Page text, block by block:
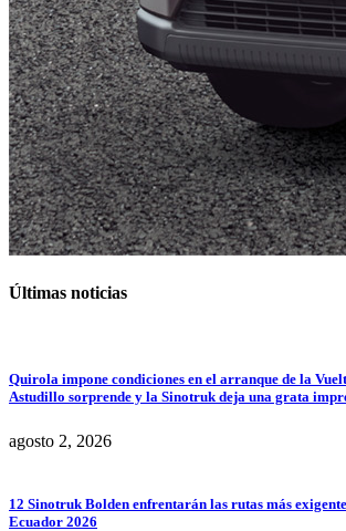
Últimas noticias
Quirola impone condiciones en el arranque de la
Astudillo sorprende y la Sinotruk deja una grata
agosto 2, 2026
12 Sinotruk Bolden enfrentarán las rutas más
Ecuador 2026